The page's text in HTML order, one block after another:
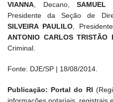
VIANNA , Decano,
Presidente da Seção de
SILVEIRA PAULILO ,
ANTONIO CARLOS TRISTÃO
Criminal.
Fonte: DJE/SP | 18/08/2014.
Publicação: Portal do RI